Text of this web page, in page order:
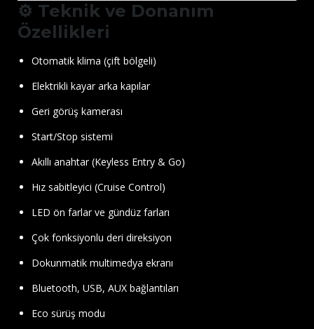
⚙️ Teknik ve Donanım
Özellikleri
Otomatik klima (çift bölgeli)
Elektrikli kayar arka kapılar
Geri görüş kamerası
Start/Stop sistemi
Akıllı anahtar (Keyless Entry & Go)
Hız sabitleyici (Cruise Control)
LED ön farlar ve gündüz farları
Çok fonksiyonlu deri direksiyon
Dokunmatik multimedya ekranı
Bluetooth, USB, AUX bağlantıları
Eco sürüş modu